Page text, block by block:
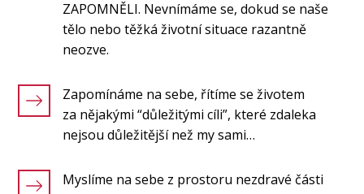
ZAPOMNĚLI. Nevnímáme se, dokud se naše
tělo nebo těžká životní situace razantně
neozve.
Zapomínáme na sebe, řítíme se životem
za nějakými “důležitými cíli”, které zdaleka
nejsou důležitější než my sami…
Myslíme na sebe z prostoru nezdravé části